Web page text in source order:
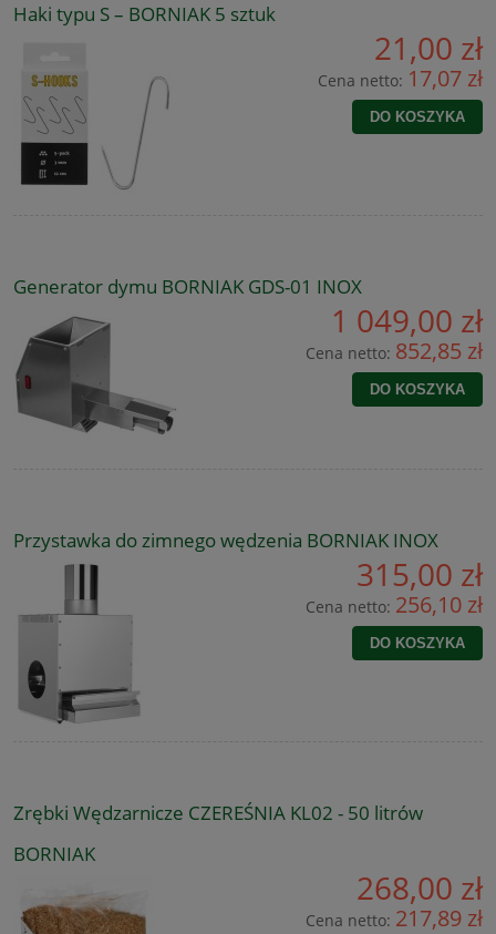
Haki typu S – BORNIAK 5 sztuk
21,00 zł
Cena netto: 17,07 zł
DO KOSZYKA
Generator dymu BORNIAK GDS-01 INOX
1 049,00 zł
Cena netto: 852,85 zł
DO KOSZYKA
Przystawka do zimnego wędzenia BORNIAK INOX
315,00 zł
Cena netto: 256,10 zł
DO KOSZYKA
Zrębki Wędzarnicze CZEREŚNIA KL02 - 50 litrów
BORNIAK
268,00 zł
Cena netto: 217,89 zł